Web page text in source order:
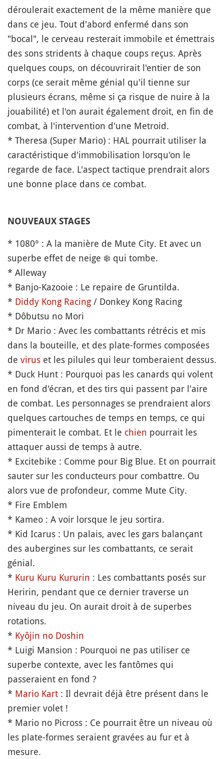
déroulerait exactement de la même manière que
dans ce jeu. Tout d'abord enfermé dans son
"bocal", le cerveau resterait immobile et émettrais
des sons stridents à chaque coups reçus. Après
quelques coups, on découvrirait l'entier de son
corps (ce serait même génial qu'il tienne sur
plusieurs écrans, même si ça risque de nuire à la
jouabilité) et l'on aurait également droit, en fin de
combat, à l'intervention d'une Metroid.
* Theresa (Super Mario) : HAL pourrait utiliser la
caractéristique d'immobilisation lorsqu'on le
regarde de face. L'aspect tactique prendrait alors
une bonne place dans ce combat.
NOUVEAUX STAGES
* 1080° : A la manière de Mute City. Et avec un
superbe effet de neige ❄️ qui tombe.
* Alleway
* Banjo-Kazooie : Le repaire de Gruntilda.
* Diddy Kong Racing / Donkey Kong Racing
* Dôbutsu no Mori
* Dr Mario : Avec les combattants rétrécis et mis
dans la bouteille, et des plate-formes composées
de virus et les pilules qui leur tomberaient dessus.
* Duck Hunt : Pourquoi pas les canards qui volent
en fond d'écran, et des tirs qui passent par l'aire
de combat. Les personnages se prendraient alors
quelques cartouches de temps en temps, ce qui
pimenterait le combat. Et le chien pourrait les
attaquer aussi de temps à autre.
* Excitebike : Comme pour Big Blue. Et on pourrait
sauter sur les conducteurs pour combattre. Ou
alors vue de profondeur, comme Mute City.
* Fire Emblem
* Kameo : A voir lorsque le jeu sortira.
* Kid Icarus : Un palais, avec les gars balançant
des aubergines sur les combattants, ce serait
génial.
* Kuru Kuru Kururin : Les combattants posés sur
Heririn, pendant que ce dernier traverse un
niveau du jeu. On aurait droit à de superbes
rotations.
* Kyôjin no Doshin
* Luigi Mansion : Pourquoi ne pas utiliser ce
superbe contexte, avec les fantômes qui
passeraient en fond ?
* Mario Kart : Il devrait déjà être présent dans le
premier volet !
* Mario no Picross : Ce pourrait être un niveau où
les plate-formes seraient gravées au fur et à
mesure.